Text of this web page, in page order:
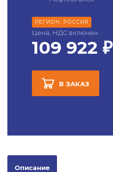
РЕГИОН: РОССИЯ
Цена, НДС включен
109 922 ₽
В ЗАКАЗ
Описание